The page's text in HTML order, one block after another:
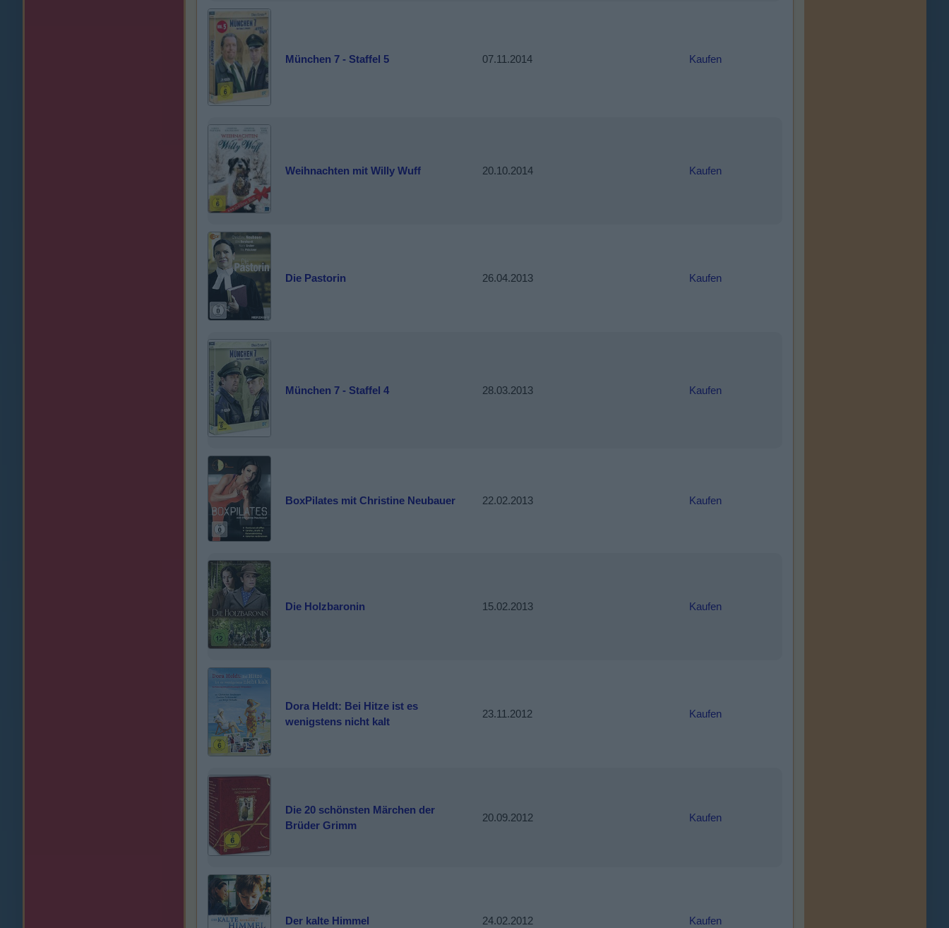
München 7 - Staffel 5 07.11.2014 Kaufen
Weihnachten mit Willy Wuff 20.10.2014 Kaufen
Die Pastorin 26.04.2013 Kaufen
München 7 - Staffel 4 28.03.2013 Kaufen
BoxPilates mit Christine Neubauer 22.02.2013 Kaufen
Die Holzbaronin 15.02.2013 Kaufen
Dora Heldt: Bei Hitze ist es
wenigstens nicht kalt
23.11.2012 Kaufen
Die 20 schönsten Märchen der
Brüder Grimm
20.09.2012 Kaufen
Der kalte Himmel 24.02.2012 Kaufen